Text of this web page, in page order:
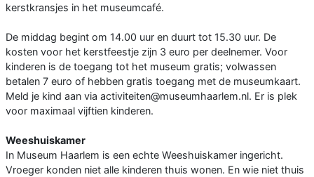
kerstkransjes in het museumcafé.
De middag begint om 14.00 uur en duurt tot 15.30 uur. De
kosten voor het kerstfeestje zijn 3 euro per deelnemer. Voor
kinderen is de toegang tot het museum gratis; volwassen
betalen 7 euro of hebben gratis toegang met de museumkaart.
Meld je kind aan via activiteiten@museumhaarlem.nl. Er is plek
voor maximaal vijftien kinderen.
Weeshuiskamer
In Museum Haarlem is een echte Weeshuiskamer ingericht.
Vroeger konden niet alle kinderen thuis wonen. En wie niet thuis